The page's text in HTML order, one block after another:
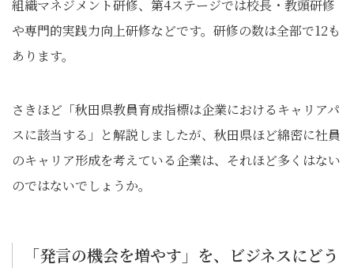
組織マネジメント研修、第4ステージでは校長・教頭研修
や専門的実践力向上研修などです。研修の数は全部で12も
あります。
さきほど「秋田県教員育成指標は企業におけるキャリアパ
スに該当する」と解説しましたが、秋田県ほど綿密に社員
のキャリア形成を考えている企業は、それほど多くはない
のではないでしょうか。
「発言の機会を増やす」を、ビジネスにどう